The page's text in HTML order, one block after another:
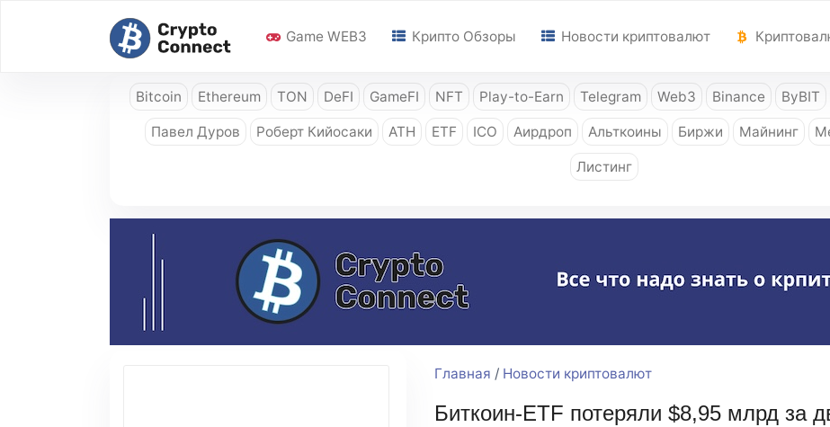
Game WEB3 Крипто Обзоры Новости криптовалют
Bitcoin Ethereum TON DeFI GameFI NFT Play-to-Earn Telegram Web3 Binance ByBIT
Павел Дуров Роберт Кийосаки ATH ETF ICO Аирдроп Альткоины Биржи Майнинг
Листинг
Главная / Новости криптовалют
Биткоин-ETF потеряли $8,95 млрд за